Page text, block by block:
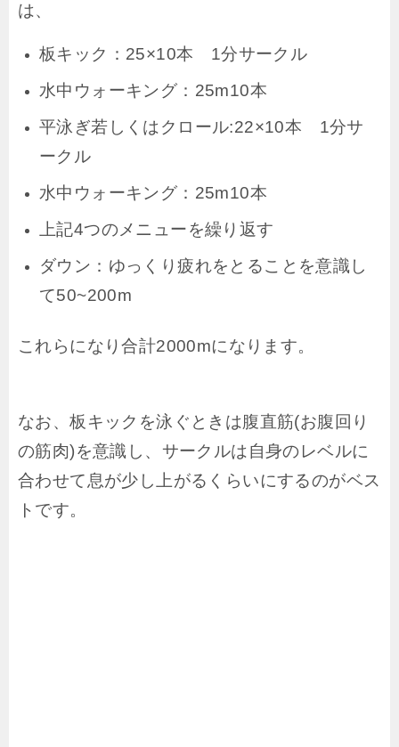
は、
板キック：25×10本 1分サークル
水中ウォーキング：25m10本
平泳ぎ若しくはクロール:22×10本 1分サ
ークル
水中ウォーキング：25m10本
上記4つのメニューを繰り返す
ダウン：ゆっくり疲れをとることを意識し
て50~200m
これらになり合計2000mになります。
なお、板キックを泳ぐときは腹直筋(お腹回り
の筋肉)を意識し、サークルは自身のレベルに
合わせて息が少し上がるくらいにするのがベス
トです。